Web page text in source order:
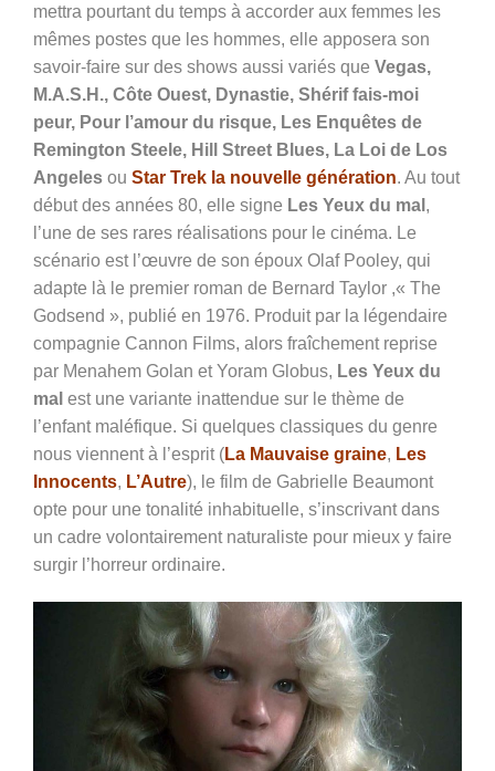
mettra pourtant du temps à accorder aux femmes les
mêmes postes que les hommes, elle apposera son
savoir-faire sur des shows aussi variés que Vegas,
M.A.S.H., Côte Ouest, Dynastie, Shérif fais-moi
peur, Pour l’amour du risque, Les Enquêtes de
Remington Steele, Hill Street Blues, La Loi de Los
Angeles ou Star Trek la nouvelle génération. Au tout
début des années 80, elle signe Les Yeux du mal ,
l’une de ses rares réalisations pour le cinéma. Le
scénario est l’œuvre de son époux Olaf Pooley, qui
adapte là le premier roman de Bernard Taylor ,« The
Godsend », publié en 1976. Produit par la légendaire
compagnie Cannon Films, alors fraîchement reprise
par Menahem Golan et Yoram Globus, Les Yeux du
mal est une variante inattendue sur le thème de
l’enfant maléfique. Si quelques classiques du genre
nous viennent à l’esprit (La Mauvaise graine, Les
Innocents, L’Autre), le film de Gabrielle Beaumont
opte pour une tonalité inhabituelle, s’inscrivant dans
un cadre volontairement naturaliste pour mieux y faire
surgir l’horreur ordinaire.